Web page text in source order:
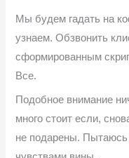
Мы будем гадать на
узнаем. Обзвонить
сформированным
Все.
Подобное внимание
много стоит если,
не подарены. Пытаюсь